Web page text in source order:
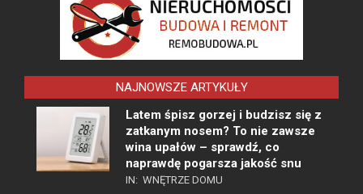
NAJNOWSZE ARTYKUŁY
Latem śpisz gorzej i budzisz się z
zatkanym nosem? To nie zawsze
wina upałów – sprawdź, co
naprawdę pogarsza jakość snu
IN: WNĘTRZE DOMU